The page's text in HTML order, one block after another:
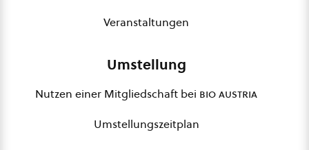
Veranstaltungen
Umstellung
Nutzen einer Mitgliedschaft bei bio austria
Umstellungszeitplan